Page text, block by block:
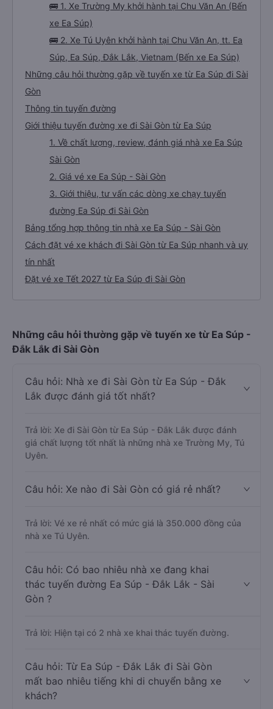
🚌 1. Xe Trường My khởi hành tại Chu Văn An (Bến
xe Ea Súp)
🚌 2. Xe Tú Uyên khởi hành tại Chu Văn An, tt. Ea
Súp, Ea Súp, Đắk Lắk, Vietnam (Bến xe Ea Súp)
Những câu hỏi thường gặp về tuyến xe từ Ea Súp đi Sài
Gòn
Thông tin tuyến đường
Giới thiệu tuyến đường xe đi Sài Gòn từ Ea Súp
1. Về chất lượng, review, đánh giá nhà xe Ea Súp
Sài Gòn
2. Giá vé xe Ea Súp - Sài Gòn
3. Giới thiệu, tư vấn các dòng xe chạy tuyến
đường Ea Súp đi Sài Gòn
Bảng tổng hợp thông tin nhà xe Ea Súp - Sài Gòn
Cách đặt vé xe khách đi Sài Gòn từ Ea Súp nhanh và uy
tín nhất
Đặt vé xe Tết 2027 từ Ea Súp đi Sài Gòn
Những câu hỏi thường gặp về tuyến xe từ Ea Súp -
Đắk Lắk đi Sài Gòn
Câu hỏi: Nhà xe đi Sài Gòn từ Ea Súp - Đắk
Lắk được đánh giá tốt nhất?
Trả lời: Xe đi Sài Gòn từ Ea Súp - Đắk Lắk được đánh
giá chất lượng tốt nhất là những nhà xe Trường My, Tú
Uyên.
Câu hỏi: Xe nào đi Sài Gòn có giá rẻ nhất?
Trả lời: Vé xe rẻ nhất có mức giá là 350.000 đồng của
nhà xe Tú Uyên.
Câu hỏi: Có bao nhiêu nhà xe đang khai
thác tuyến đường Ea Súp - Đắk Lắk - Sài
Gòn ?
Trả lời: Hiện tại có 2 nhà xe khai thác tuyến đường.
Câu hỏi: Từ Ea Súp - Đắk Lắk đi Sài Gòn
mất bao nhiêu tiếng khi di chuyển bằng xe
khách?